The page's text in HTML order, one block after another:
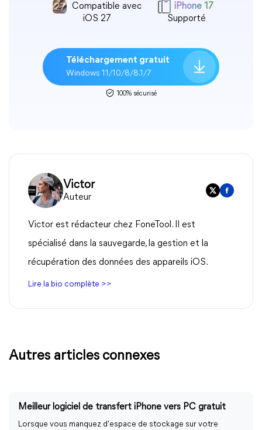
Compatible avec
iOS 27
iPhone 17
Supporté
Téléchargement gratuit
Windows 11/10/8/8.1/7
100% sécurisé
Victor
Auteur
Victor est rédacteur chez FoneTool. Il est
spécialisé dans la sauvegarde, la gestion et la
récupération des données des appareils iOS.
Lire la bio complète >>
Autres articles connexes
Meilleur logiciel de transfert iPhone vers PC gratuit
Lorsque vous manquez d'espace de stockage sur votre